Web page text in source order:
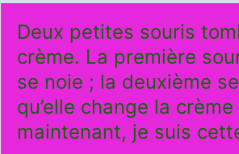
Deux petites souris
crème. La première
se noie ; la deuxième
qu’elle change la
maintenant, je suis